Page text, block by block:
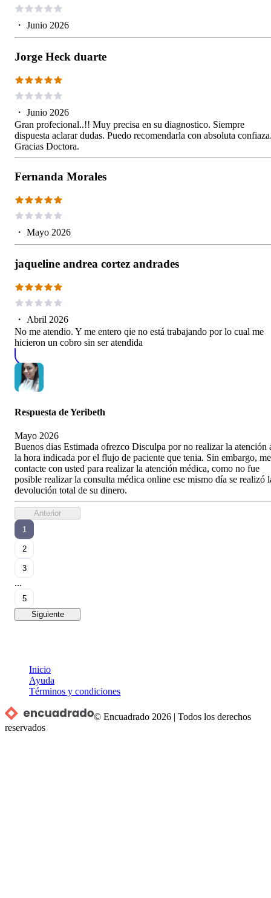
・ Junio 2026
Jorge Heck duarte
・ Junio 2026
Gran profecional..!! Muy precisa en su diagnostico. Siempre
dispuesta aclarar dudas. Puedo recomendarla con absoluta
Gracias Doctora.
Fernanda Morales
・ Mayo 2026
jaqueline andrea cortez andrades
・ Abril 2026
No me atendio. Y me entero qie no está trabajando por lo cual me
hicieron un cobro sin ser atendida
Respuesta deYeribeth
Mayo 2026
Buenos dias Estimada ofrezco Disculpa por no realizar la atención
la hora indicada por el flujo de paciente que tenia. Sin embargo, me
contacte con usted para realizar la atención médica, como no fue
posible realizar la consulta médica online ese mismo día se realizó
devolución total de su dinero.
Anterior
1
2
3
...
5
Siguiente
Inicio
Ayuda
Términos y condiciones
© Encuadrado 2026 |Todos los derechos
reservados